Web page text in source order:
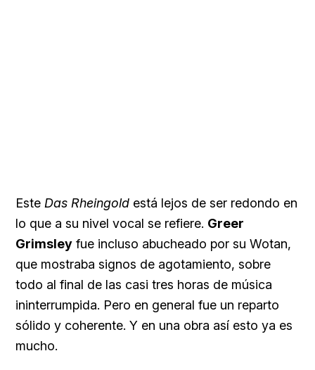
Este Das Rheingold está lejos de ser redondo en
lo que a su nivel vocal se refiere. Greer
Grimsley fue incluso abucheado por su Wotan,
que mostraba signos de agotamiento, sobre
todo al final de las casi tres horas de música
ininterrumpida. Pero en general fue un reparto
sólido y coherente. Y en una obra así esto ya es
mucho.